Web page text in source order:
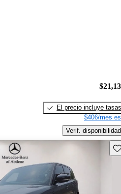
El precio incluye tasas
$406/mes
Verif. disponibilidad